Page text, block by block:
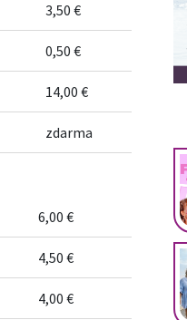
3,50 €
0,50 €
14,00 €
zdarma
6,00 €
4,50 €
4,00 €